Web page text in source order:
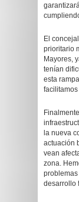
El
prioritario
Mayores,
tenían
esta
la nueva
actuación
vean
zona.
desarrollo